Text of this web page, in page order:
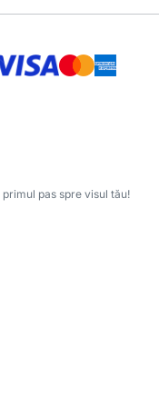
pas spre visul tău!